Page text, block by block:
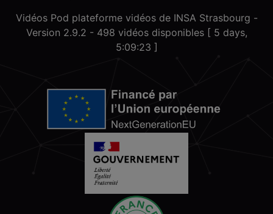
Vidéos Pod plateforme vidéos de INSA Strasbourg -
Version 2.9.2 - 498 vidéos disponibles [ 5 days,
5:09:23 ]